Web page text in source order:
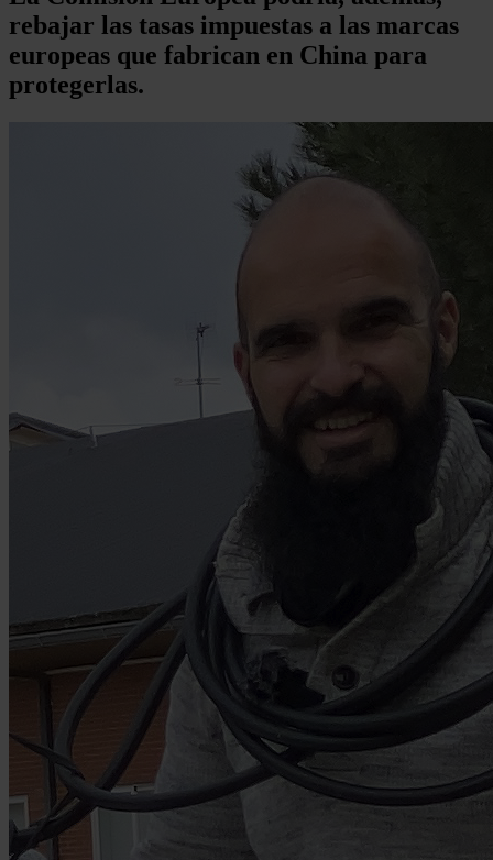
rebajar las tasas impuestas a las marcas
europeas que fabrican en China para
protegerlas.